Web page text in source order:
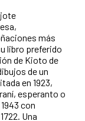
más
libro preferido
de Kioto de
de un
en 1923,
esperanto o
con
Una